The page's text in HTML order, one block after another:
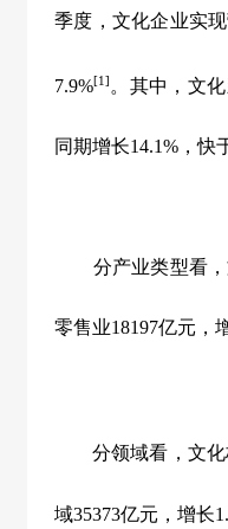
季度，文化企业实
7.9%[1] 。其中，文
同期增长14.1% ，快
分产业类型看，
零售业18197亿元，
分领域看，文化
域35373亿元，增长